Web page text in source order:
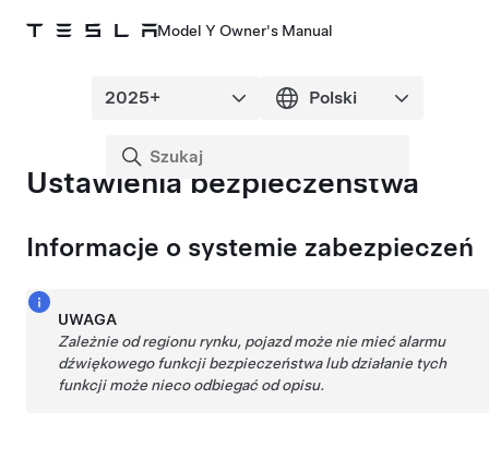
Model Y Owner's Manual
Ustawienia bezpieczeństwa
Informacje o systemie zabezpieczeń
UWAGA
Zależnie od regionu rynku, pojazd może nie mieć alarmu
dźwiękowego funkcji bezpieczeństwa lub działanie tych
funkcji może nieco odbiegać od opisu.